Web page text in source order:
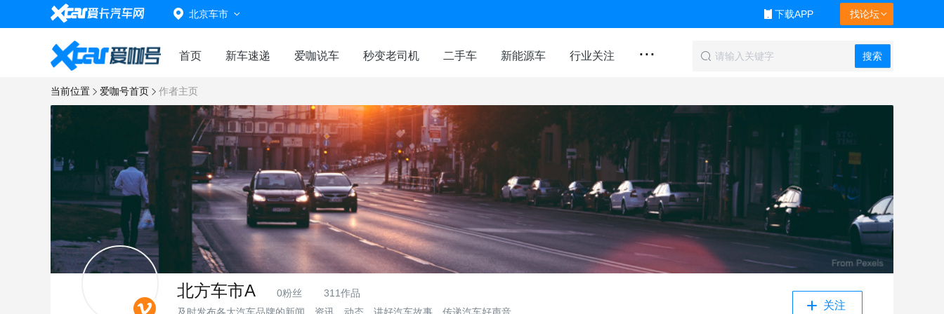
找论坛
下载APP
北京车市
首页 新车速递 爱咖说车 秒变老司机 二手车 新能源车 行业关注 ... 搜索
当前位置 爱咖号首页 作者主页
北方车市A 0粉丝
311作品
关注